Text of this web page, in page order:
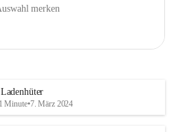
merken
Ladenhüter
Minute•7. März 2024